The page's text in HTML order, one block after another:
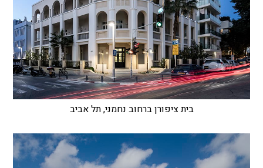
בית ציפורן ברחוב נחמני, תל אביב